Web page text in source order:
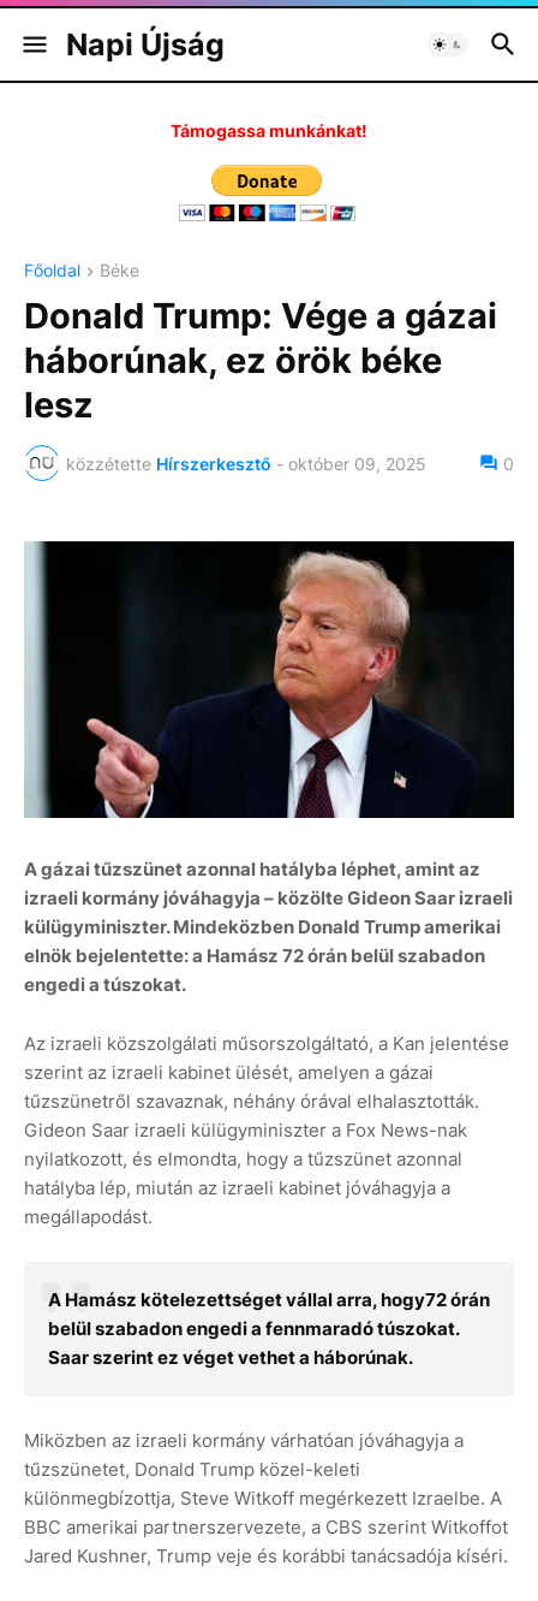
Napi Újság
Támogassa munkánkat!
Főoldal Béke
Donald Trump: Vége a gázai
háborúnak, ez örök béke
lesz
közzétette Hírszerkesztő - október 09, 2025 0
A gázai tűzszünet azonnal hatályba léphet, amint az
izraeli kormány jóváhagyja – közölte Gideon Saar izraeli
külügyminiszter. Mindeközben Donald Trump amerikai
elnök bejelentette: a Hamász 72 órán belül szabadon
engedi a túszokat.
Az izraeli közszolgálati műsorszolgáltató, a Kan jelentése
szerint az izraeli kabinet ülését, amelyen a gázai
tűzszünetről szavaznak, néhány órával elhalasztották.
Gideon Saar izraeli külügyminiszter a Fox News-nak
nyilatkozott, és elmondta, hogy a tűzszünet azonnal
hatályba lép, miután az izraeli kabinet jóváhagyja a
megállapodást.
A Hamász kötelezettséget vállal arra, hogy72 órán
belül szabadon engedi a fennmaradó túszokat.
Saar szerint ez véget vethet a háborúnak.
Miközben az izraeli kormány várhatóan jóváhagyja a
tűzszünetet, Donald Trump közel-keleti
különmegbízottja, Steve Witkoff megérkezett Izraelbe. A
BBC amerikai partnerszervezete, a CBS szerint Witkoffot
Jared Kushner, Trump veje és korábbi tanácsadója kíséri.